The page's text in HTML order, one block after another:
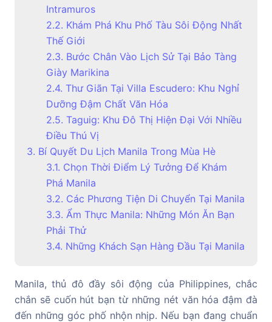
Intramuros
2.2. Khám Phá Khu Phố Tàu Sôi Động Nhất
Thế Giới
2.3. Bước Chân Vào Lịch Sử Tại Bảo Tàng
Giày Marikina
2.4. Thư Giãn Tại Villa Escudero: Khu Nghỉ
Dưỡng Đậm Chất Văn Hóa
2.5. Taguig: Khu Đô Thị Hiện Đại Với Nhiều
Điều Thú Vị
3. Bí Quyết Du Lịch Manila Trong Mùa Hè
3.1. Chọn Thời Điểm Lý Tưởng Để Khám
Phá Manila
3.2. Các Phương Tiện Di Chuyển Tại Manila
3.3. Ẩm Thực Manila: Những Món Ăn Bạn
Phải Thử
3.4. Những Khách Sạn Hàng Đầu Tại Manila
Manila, thủ đô đầy sôi động của Philippines, chắc
chắn sẽ cuốn hút bạn từ những nét văn hóa đậm đà
đến những góc phố nhộn nhịp. Nếu bạn đang chuẩn